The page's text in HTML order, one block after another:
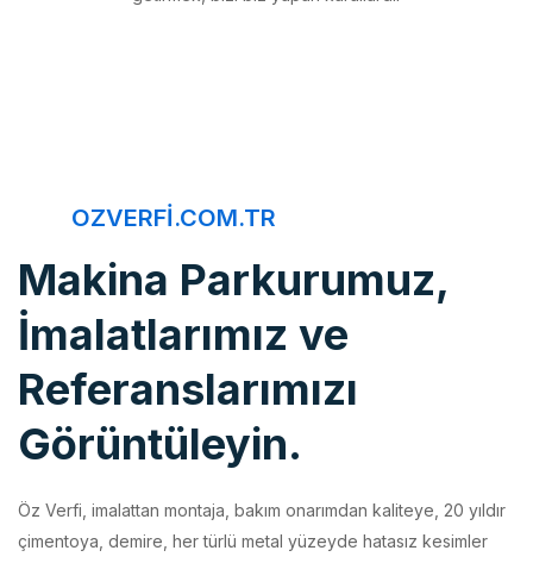
Makina Parkurumuz,
İmalatlarımız ve
Referanslarımızı
Görüntüleyin.
Öz Verfi, imalattan montaja, bakım onarımdan kaliteye, 20 yıldır
yapıyor, isteklerinizi en kısa sürede sizlerle buluşturuyor.
Makina parkurumuzu, imalatlarımızı ve referanslarımızı aşağıdan